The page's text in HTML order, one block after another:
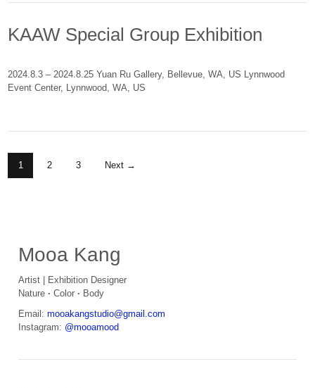
KAAW Special Group Exhibition
2024.8.3 – 2024.8.25 Yuan Ru Gallery, Bellevue, WA, US Lynnwood
Event Center, Lynnwood, WA, US
Posts Navigation
1 2 3 Next →
Primary
Mooa Kang
Artist | Exhibition Designer
Nature · Color · Body
Email:mooakangstudio@gmail.com
Instagram: @mooamood